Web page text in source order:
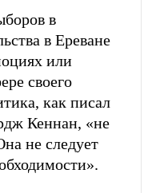
в
в Ереване
или
своего
как писал
Кеннан, «не
не следует